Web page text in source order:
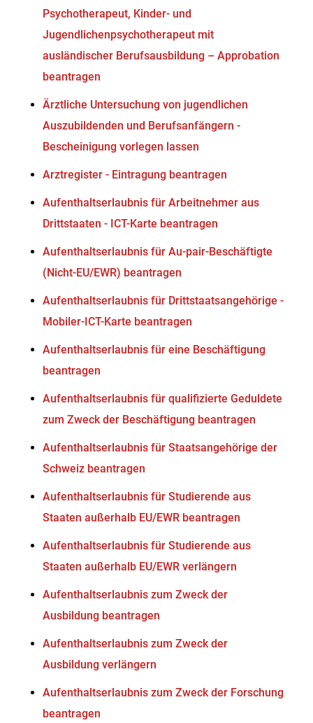
Psychotherapeut, Kinder- und
Jugendlichenpsychotherapeut mit
ausländischer Berufsausbildung – Approbation
beantragen
Ärztliche Untersuchung von jugendlichen
Auszubildenden und Berufsanfängern -
Bescheinigung vorlegen lassen
Arztregister - Eintragung beantragen
Aufenthaltserlaubnis für Arbeitnehmer aus
Drittstaaten - ICT-Karte beantragen
Aufenthaltserlaubnis für Au-pair-Beschäftigte
(Nicht-EU/EWR) beantragen
Aufenthaltserlaubnis für Drittstaatsangehörige -
Mobiler-ICT-Karte beantragen
Aufenthaltserlaubnis für eine Beschäftigung
beantragen
Aufenthaltserlaubnis für qualifizierte Geduldete
zum Zweck der Beschäftigung beantragen
Aufenthaltserlaubnis für Staatsangehörige der
Schweiz beantragen
Aufenthaltserlaubnis für Studierende aus
Staaten außerhalb EU/EWR beantragen
Aufenthaltserlaubnis für Studierende aus
Staaten außerhalb EU/EWR verlängern
Aufenthaltserlaubnis zum Zweck der
Ausbildung beantragen
Aufenthaltserlaubnis zum Zweck der
Ausbildung verlängern
Aufenthaltserlaubnis zum Zweck der Forschung
beantragen